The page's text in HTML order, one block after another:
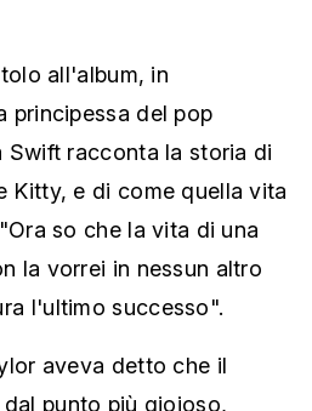
all'album, in
principessa del pop
Swift racconta la storia di
Kitty, e di come quella vita
so che la vita di una
la vorrei in nessun altro
l'ultimo successo".
aveva detto che il
punto più gioioso,